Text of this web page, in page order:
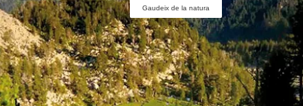
Gaudeix de la natura